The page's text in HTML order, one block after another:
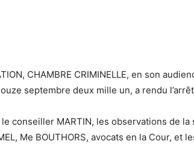
CHAMBRE CRIMINELLE, en son
septembre deux mille un, a rendu
conseiller MARTIN, les observations de
Me BOUTHORS, avocats en la Cour, et